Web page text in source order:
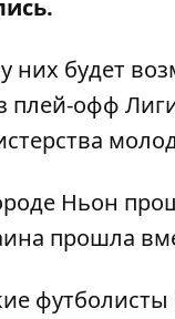
.
у них будет
плей-офф
Ньон
прошла